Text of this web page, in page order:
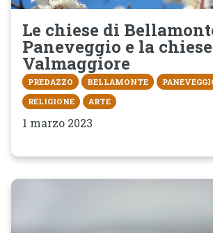
Le chiese di
Paneveggio e la
Valmaggiore
PREDAZZO BELLAMONTE
RELIGIONE
ARTE
1 marzo 2023